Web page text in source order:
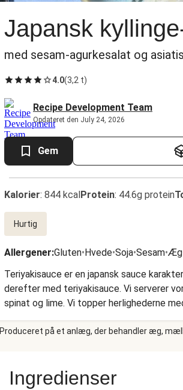
Japansk
med sesam-agurkesalat og
4.0(3,2 t)
Recipe Development Team
Opdateret den July 24, 2026
Gem
Kalorier: 844 kcalProtein: 44.6g protein
Hurtig
Allergener:Gluten•Hvede•Soja•Sesam•Æg
Teriyakisauce er en japansk sauce
derefter med teriyakisauce. Vi serverer
spinat og lime. Vi topper herlighederne
Produceret på et anlæg, der behandler æg,
Ingredienser